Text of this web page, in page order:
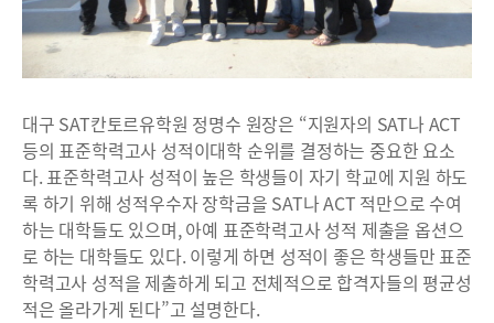
대구 SAT칸토르유학원 정명수 원장은 “지원자의 SAT나 ACT
등의 표준학력고사 성적이대학 순위를 결정하는 중요한 요소
다. 표준학력고사 성적이 높은 학생들이 자기 학교에 지원 하도
록 하기 위해 성적우수자 장학금을 SAT나 ACT 적만으로 수여
하는 대학들도 있으며, 아예 표준학력고사 성적 제출을 옵션으
로 하는 대학들도 있다. 이렇게 하면 성적이 좋은 학생들만 표준
학력고사 성적을 제출하게 되고 전체적으로 합격자들의 평균성
적은 올라가게 된다”고 설명한다.